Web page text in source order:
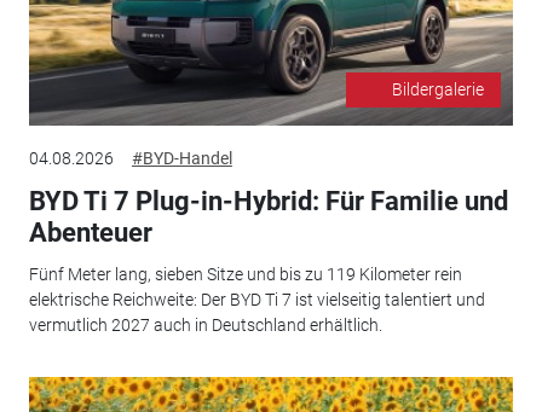
Bildergalerie
04.08.2026 #BYD-Handel
BYD Ti 7 Plug-in-Hybrid: Für Familie und
Abenteuer
Fünf Meter lang, sieben Sitze und bis zu 119 Kilometer rein
elektrische Reichweite: Der BYD Ti 7 ist vielseitig talentiert und
vermutlich 2027 auch in Deutschland erhältlich.